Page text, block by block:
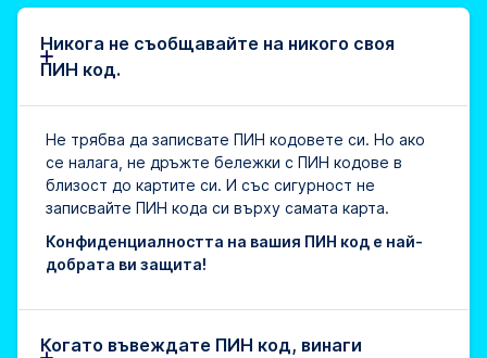
Никога не съобщавайте на никого своя
ПИН код.
Не трябва да записвате ПИН кодовете си. Но ако
се налага, не дръжте бележки с ПИН кодове в
близост до картите си. И със сигурност не
записвайте ПИН кода си върху самата карта.
Конфиденциалността на вашия ПИН код е най-
добрата ви защита!
Когато въвеждате ПИН код, винаги